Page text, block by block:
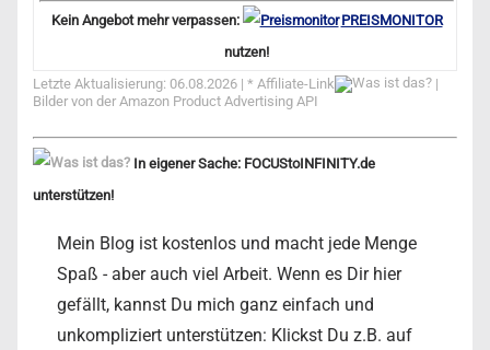
Kein Angebot mehr verpassen:
PREISMONITOR
nutzen!
Letzte Aktualisierung: 06.08.2026 | * Affiliate-Link
|
Bilder von der Amazon Product Advertising API
In eigener Sache: FOCUStoINFINITY.de
unterstützen!
Mein Blog ist kostenlos und macht jede Menge
Spaß - aber auch viel Arbeit. Wenn es Dir hier
gefällt, kannst Du mich ganz einfach und
unkompliziert unterstützen: Klickst Du z.B. auf